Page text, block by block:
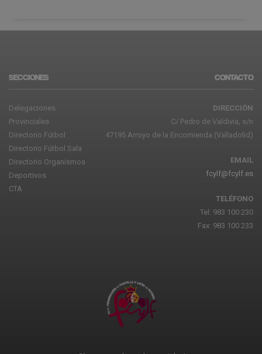
SECCIONES
Delegaciones
Provinciales
Directorio Fútbol
Directorio Fútbol Sala
Directorio Organismos
Deportivos
CTA
CONTACTO
DIRECCIÓN
C/ Pedro de Valdivia, s/n
47195 Arroyo de la Encomienda (Valladolid)
EMAIL
fcylf@fcylf.es
TELÉFONO
Tel: 983 100 230
Fax: 983 100 233